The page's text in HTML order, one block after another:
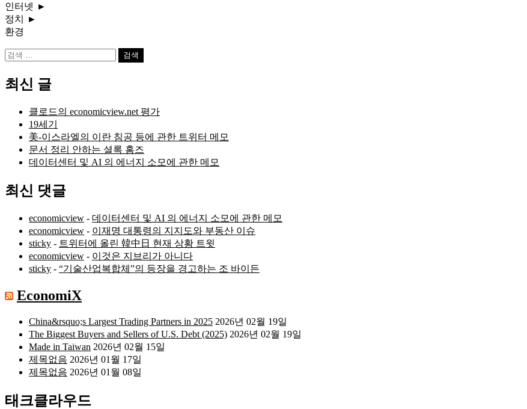
인터넷 ►
정치
►
환경
검
최신 글
클로드의 economicview.net 평가
19세기
美-이스라엘의 이란 침공 등에 관한 트위터 메모
문서 정리 안하는 셜록 홈즈
데이터센터 및 AI 의 에너지 소모에 관한 메모
최신 댓글
economicview - 데이터센터 및 AI 의 에너지 소모에 관한 메모
economicview - 이재명 대통령의 지지도와 부동산 이슈
sticky - 트위터에 올린 韓中日 현재 상황 트윗
economicview - 이것은 지브리가 아니다
sticky - “기술산업복합체”의 등장을 경고하는 조 바이든
EconomiX
China&rsquo;s Largest Trading Partners in 2025 2026년 02월 19일
The Biggest Buyers and Sellers of U.S. Debt (2025) 2026년 02월 19일
Made in Taiwan 2026년 02월 15일
제목없음 2026년 01월 17일
제목없음 2026년 01월 08일
태크클라우드